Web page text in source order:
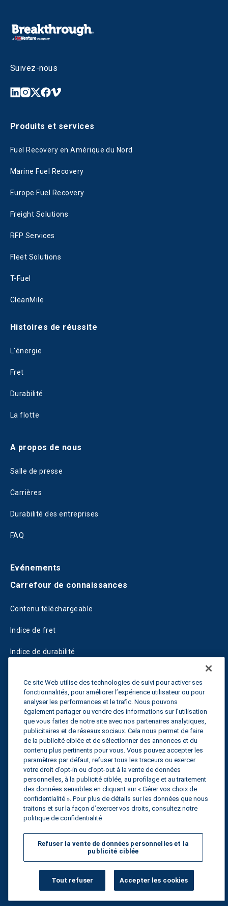
Suivez-nous
Produits et services
Fuel Recovery en Amérique du Nord
Marine Fuel Recovery
Europe Fuel Recovery
Freight Solutions
RFP Services
Fleet Solutions
T-Fuel
CleanMile
Histoires de réussite
L'énergie
Fret
Durabilité
La flotte
A propos de nous
Salle de presse
Carrières
Durabilité des entreprises
FAQ
Evénements
Carrefour de connaissances
Contenu téléchargeable
Indice de fret
Indice de durabilité
Guides
Fuel Savings Calculator
Calculateur d'optimisation des transports
Suivi des tarifs
Contactez nous
Tous droits réservés.
Politique de
confidentialité
Ce site Web utilise des technologies de suivi pour activer ses
fonctionnalités, pour améliorer l’expérience utilisateur ou pour
analyser les performances et le trafic. Nous pouvons
également partager ou vendre des informations sur l’utilisation
que vous faites de notre site avec nos partenaires analytiques,
publicitaires et de réseaux sociaux. Cela nous permet de faire
de la publicité ciblée et de sélectionner des annonces et du
contenu plus pertinents pour vous. Vous pouvez accepter les
paramètres par défaut, refuser tous les traceurs ou exercer
votre droit d’opt-in ou d’opt-out à la vente de données
personnelles, à la publicité ciblée, au profilage et au traitement
des données sensibles en cliquant sur « Gérer vos choix de
confidentialité ». Pour plus de détails sur les données que nous
traitons et sur la façon d’exercer vos droits, consultez notre
politique de confidentialité
Refuser la vente de données personnelles et la
publicité ciblée
Tout refuser Accepter les cookies